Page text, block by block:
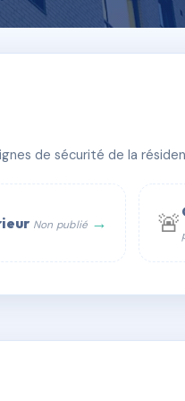
de sécurité de la
Non publié → 🚨